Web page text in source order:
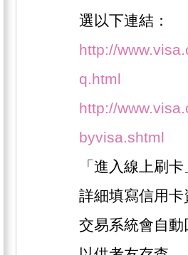
選以下連結：
http://
q.html
http://
byvisa.shtml
「進入線上刷
詳細填寫信用
交易系統會自